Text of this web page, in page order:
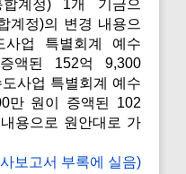
합계정) 1개 기금으
계정)의 변경 내용으
사업 특별회계 예수
액된 152억 9,300
사업 특별회계 예수
만 원이 증액된 102
용으로 원안대로 가
보고서 부록에 실음)